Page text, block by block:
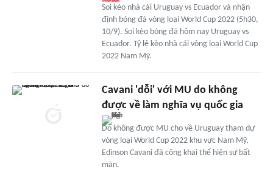
Soi kèo nhà cái Uruguay vs Ecuador và nhận
định bóng đá vòng loại World Cup 2022 (5h30,
10/9). Soi kèo bóng đá hôm nay Uruguay vs
Ecuador. Tỷ lệ kèo nhà cái vòng loại World Cup
2022 Nam Mỹ.
Cavani 'dỗi' với MU do không
được về làm nghĩa vụ quốc gia
Do không được MU cho về Uruguay tham dự
vòng loại World Cup 2022 khu vực Nam Mỹ,
Edinson Cavani đã công khai thể hiện sự bất
mãn.